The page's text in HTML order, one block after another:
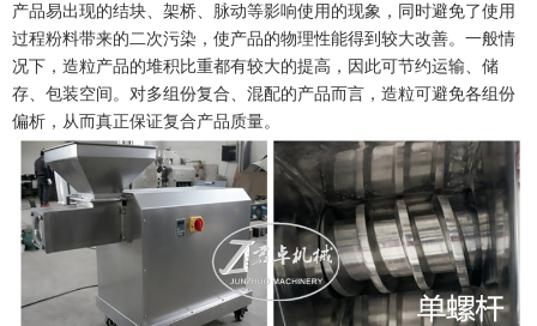
产品易出现的结块、架桥、脉动等影响使用的现象，同时避免了使用
过程粉料带来的二次污染，使产品的物理性能得到较大改善。一般情
况下，造粒产品的堆积比重都有较大的提高，因此可节约运输、储
存、包装空间。对多组份复合、混配的产品而言，造粒可避免各组份
偏析，从而真正保证复合产品质量。